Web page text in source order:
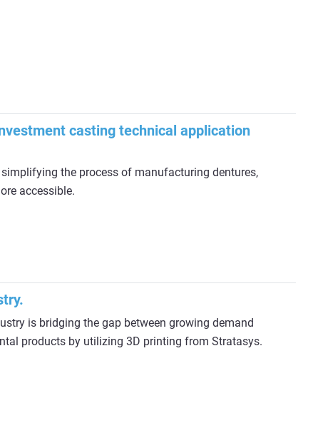
casting technical application
the process of manufacturing dentures,
accessible.
is bridging the gap between growing demand
products by utilizing 3D printing from Stratasys.